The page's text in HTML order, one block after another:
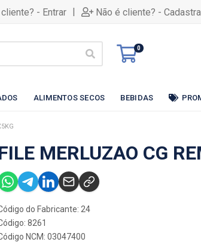
- Entrar | Não é cliente? -
0
ALIMENTOS SECOS BEBIDAS
MERLUZAO CG
do Fabricante: 24
8261
NCM: 03047400